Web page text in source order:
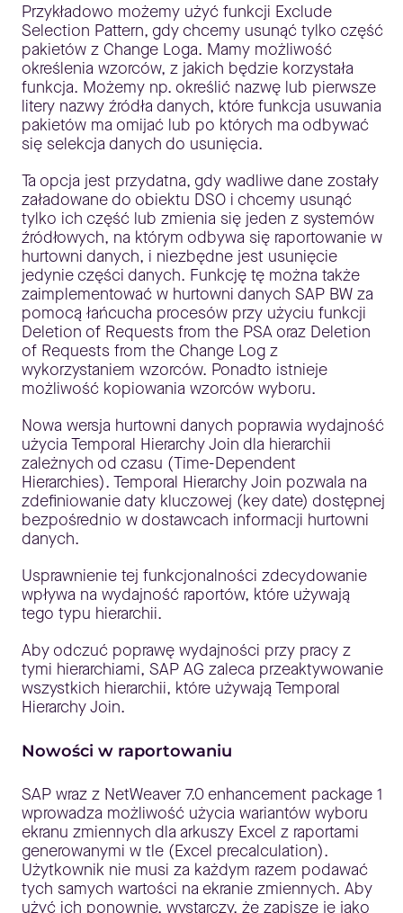
Przykładowo możemy użyć funkcji Exclude
Selection Pattern, gdy chcemy usunąć tylko część
pakietów z Change Loga. Mamy możliwość
określenia wzorców, z jakich będzie korzystała
funkcja. Możemy np. określić nazwę lub pierwsze
litery nazwy źródła danych, które funkcja usuwania
pakietów ma omijać lub po których ma odbywać
się selekcja danych do usunięcia.
Ta opcja jest przydatna, gdy wadliwe dane zostały
załadowane do obiektu DSO i chcemy usunąć
tylko ich część lub zmienia się jeden z systemów
źródłowych, na którym odbywa się raportowanie w
hurtowni danych, i niezbędne jest usunięcie
jedynie części danych. Funkcję tę można także
zaimplementować w hurtowni danych SAP BW za
pomocą łańcucha procesów przy użyciu funkcji
Deletion of Requests from the PSA oraz Deletion
of Requests from the Change Log z
wykorzystaniem wzorców. Ponadto istnieje
możliwość kopiowania wzorców wyboru.
Nowa wersja hurtowni danych poprawia wydajność
użycia Temporal Hierarchy Join dla hierarchii
zależnych od czasu (Time-Dependent
Hierarchies). Temporal Hierarchy Join pozwala na
zdefiniowanie daty kluczowej (key date) dostępnej
bezpośrednio w dostawcach informacji hurtowni
danych.
Usprawnienie tej funkcjonalności zdecydowanie
wpływa na wydajność raportów, które używają
tego typu hierarchii.
Aby odczuć poprawę wydajności przy pracy z
tymi hierarchiami, SAP AG zaleca przeaktywowanie
wszystkich hierarchii, które używają Temporal
Hierarchy Join.
Nowości w raportowaniu
SAP wraz z NetWeaver 7.0 enhancement package 1
wprowadza możliwość użycia wariantów wyboru
ekranu zmiennych dla arkuszy Excel z raportami
generowanymi w tle (Excel precalculation).
Użytkownik nie musi za każdym razem podawać
tych samych wartości na ekranie zmiennych. Aby
użyć ich ponownie, wystarczy, że zapisze je jako